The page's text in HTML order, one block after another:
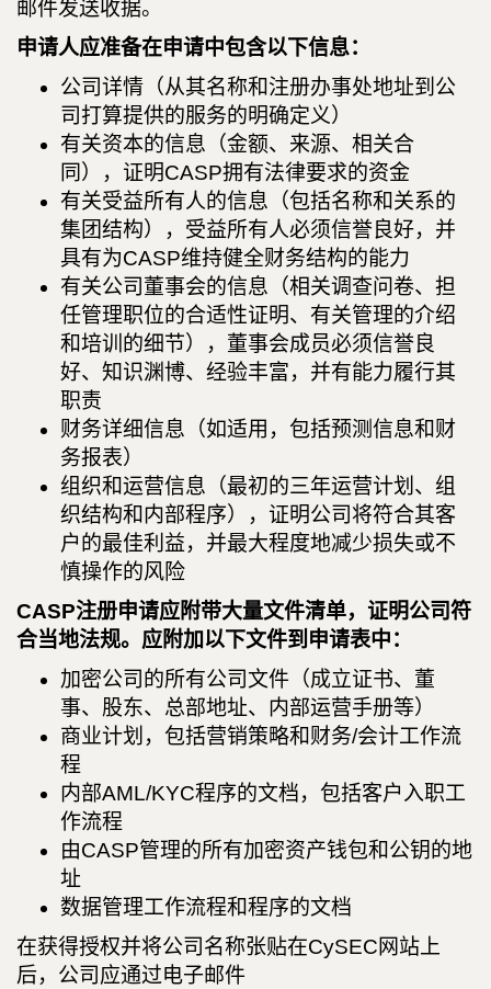
邮件发送收据。
申请人应准备在申请中包含以下信息：
公司详情（从其名称和注册办事处地址到公
司打算提供的服务的明确定义）
有关资本的信息（金额、来源、相关合
同），证明CASP拥有法律要求的资金
有关受益所有人的信息（包括名称和关系的
集团结构），受益所有人必须信誉良好，并
具有为CASP维持健全财务结构的能力
有关公司董事会的信息（相关调查问卷、担
任管理职位的合适性证明、有关管理的介绍
和培训的细节），董事会成员必须信誉良
好、知识渊博、经验丰富，并有能力履行其
职责
财务详细信息（如适用，包括预测信息和财
务报表）
组织和运营信息（最初的三年运营计划、组
织结构和内部程序），证明公司将符合其客
户的最佳利益，并最大程度地减少损失或不
慎操作的风险
CASP注册申请应附带大量文件清单，证明公司符
合当地法规。应附加以下文件到申请表中：
加密公司的所有公司文件（成立证书、董
事、股东、总部地址、内部运营手册等）
商业计划，包括营销策略和财务/会计工作流
程
内部AML/KYC程序的文档，包括客户入职工
作流程
由CASP管理的所有加密资产钱包和公钥的地
址
数据管理工作流程和程序的文档
在获得授权并将公司名称张贴在CySEC网站上
后，公司应通过电子邮件